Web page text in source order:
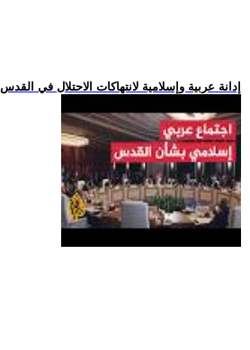
.. إدانة عربية وإسلامية لانتهاكات الاحتلال في القدس